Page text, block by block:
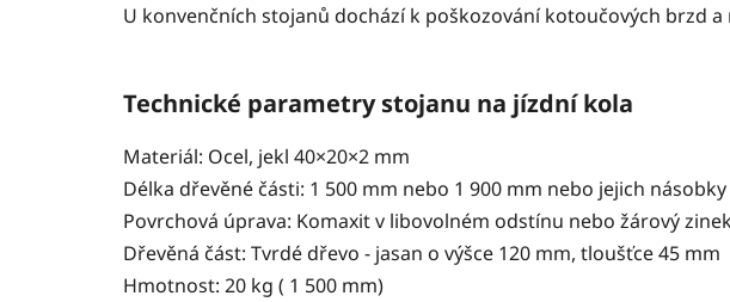
U konvenčních stojanů dochází k poškozování kotoučových brzd
Technické parametry stojanu na jízdní kola
Materiál: Ocel, jekl 40×20×2 mm
Délka dřevěné části: 1 500 mm nebo 1 900 mm nebo jejich násobky
Povrchová úprava: Komaxit v libovolném odstínu nebo žárový
Dřevěná část: Tvrdé dřevo - jasan o výšce 120 mm, tloušťce 45 mm
Hmotnost: 20 kg ( 1 500 mm)